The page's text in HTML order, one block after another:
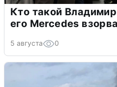
Кто такой
его Mercedes
5 августа 0